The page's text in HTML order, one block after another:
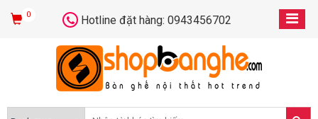
0 Hotline đặt hàng: 0943456702